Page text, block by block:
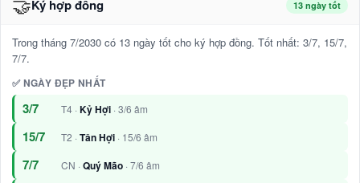
Ký hợp đồng 13 ngày tốt
Trong tháng 7/2030 có 13 ngày tốt cho ký hợp đồng. Tốt nhất: 3/7, 15/7,
7/7.
✅ NGÀY ĐẸP NHẤT
3/7 T4 · Kỷ Hợi · 3/6 âm
15/7 T2 · Tân Hợi · 15/6 âm
7/7 CN · Quý Mão · 7/6 âm